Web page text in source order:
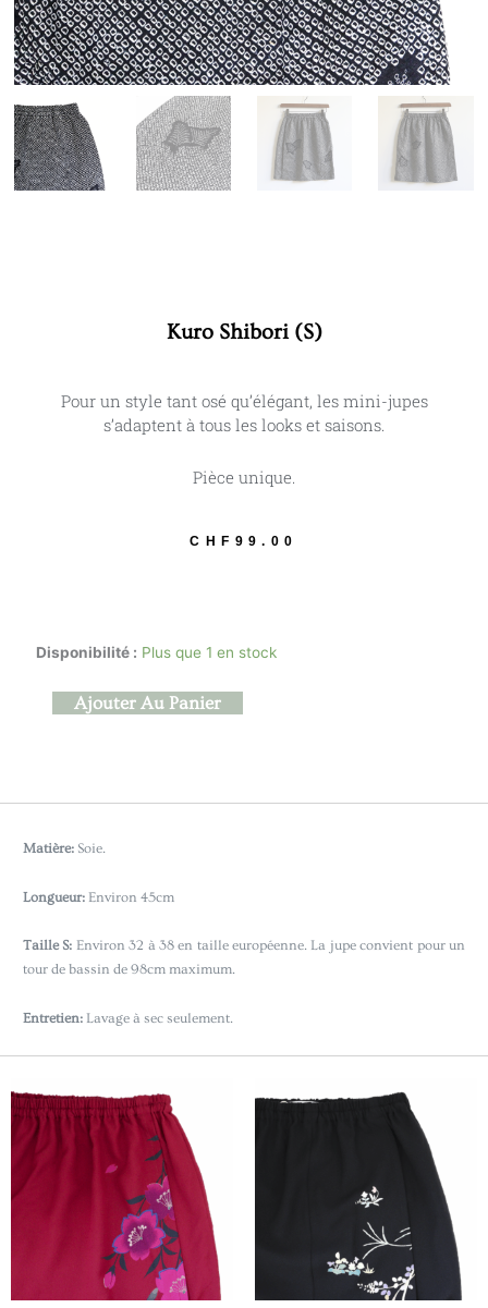
Kuro Shibori (S)
Pour un style tant osé qu’élégant, les mini-jupes
s’adaptent à tous les looks et saisons.
Pièce unique.
CHF 99.00
Disponibilité : Plus que 1 en stock
quantité
Ajouter Au Panier
Matière: Soie.
Longueur: Environ 45cm
Taille S: Environ 32 à 38 en taille européenne. La jupe convient pour un
tour de bassin de 98cm maximum.
Entretien: Lavage à sec seulement.